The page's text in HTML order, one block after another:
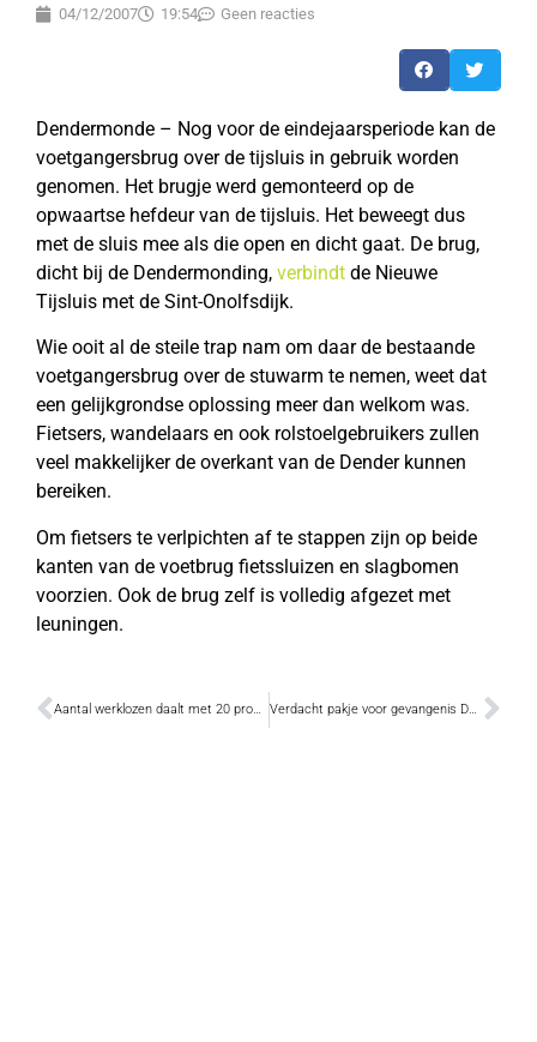
04/12/2007 19:54 Geen reacties
Dendermonde – Nog voor de eindejaarsperiode kan de
voetgangersbrug over de tijsluis in gebruik worden
genomen. Het brugje werd gemonteerd op de
opwaartse hefdeur van de tijsluis. Het beweegt dus
met de sluis mee als die open en dicht gaat. De brug,
dicht bij de Dendermonding, verbindt de Nieuwe
Tijsluis met de Sint-Onolfsdijk.
Wie ooit al de steile trap nam om daar de bestaande
voetgangersbrug over de stuwarm te nemen, weet dat
een gelijkgrondse oplossing meer dan welkom was.
Fietsers, wandelaars en ook rolstoelgebruikers zullen
veel makkelijker de overkant van de Dender kunnen
bereiken.
Om fietsers te verlpichten af te stappen zijn op beide
kanten van de voetbrug fietssluizen en slagbomen
voorzien. Ook de brug zelf is volledig afgezet met
leuningen.
Aantal werklozen daalt met 20 procent Verdacht pakje voor gevangenis Dendermonde